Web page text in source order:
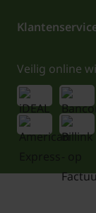
Veilig online